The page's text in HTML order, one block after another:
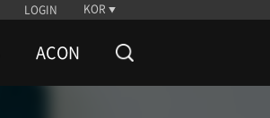
LOGIN KOR
ACON